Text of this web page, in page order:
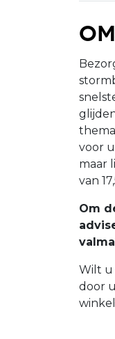
voor
maar
van
Om
Wilt u
door